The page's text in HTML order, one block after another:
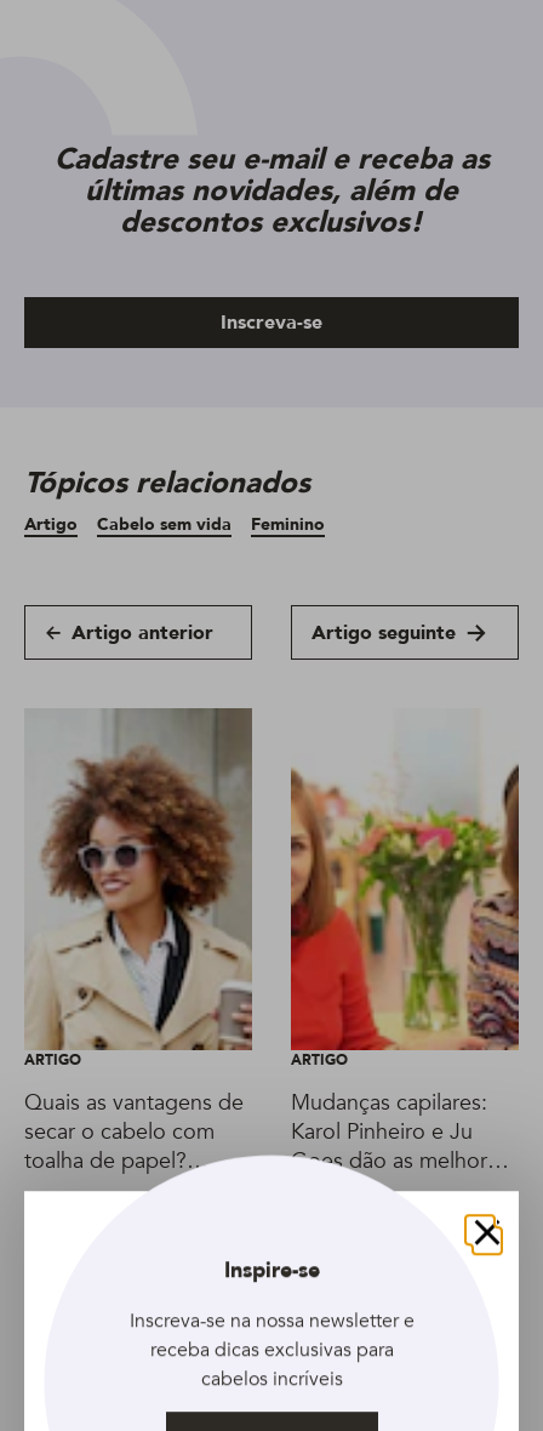
Cadastre seu e-mail e receba as
últimas novidades, além de
descontos exclusivos!
Inscreva-se
Tópicos relacionados
Artigo Cabelo sem vida Feminino
Artigo anterior Artigo seguinte
ARTIGO
Quais as vantagens de
secar o cabelo com
toalha de papel?
Descubra aqui!
ARTIGO
Mudanças capilares:
Karol Pinheiro e Ju
Goes dão as melhores
dicas para você não se
Fechar
Inspire-se
Inscreva-se na nossa newsletter e
receba dicas exclusivas para
cabelos incríveis